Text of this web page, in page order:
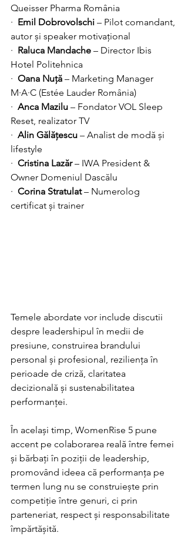
Queisser Pharma România
· Emil Dobrovolschi – Pilot comandant,
autor și speaker motivațional
· Raluca Mandache – Director Ibis
Hotel Politehnica
· Oana Nuță – Marketing Manager
M·A·C (Estée Lauder România)
· Anca Mazilu – Fondator VOL Sleep
Reset, realizator TV
· Alin Gălățescu – Analist de modă și
lifestyle
· Cristina Lazăr – IWA President &
Owner Domeniul Dascălu
· Corina Stratulat – Numerolog
certificat și trainer
Temele abordate vor include discutii
despre leadershipul în medii de
presiune, construirea brandului
personal și profesional, reziliența în
perioade de criză, claritatea
decizională și sustenabilitatea
performanței.
În același timp, WomenRise 5 pune
accent pe colaborarea reală între femei
și bărbați în poziții de leadership,
promovând ideea că performanța pe
termen lung nu se construiește prin
competiție între genuri, ci prin
parteneriat, respect și responsabilitate
împărtășită.